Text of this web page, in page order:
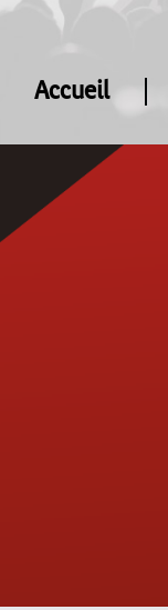
Accueil